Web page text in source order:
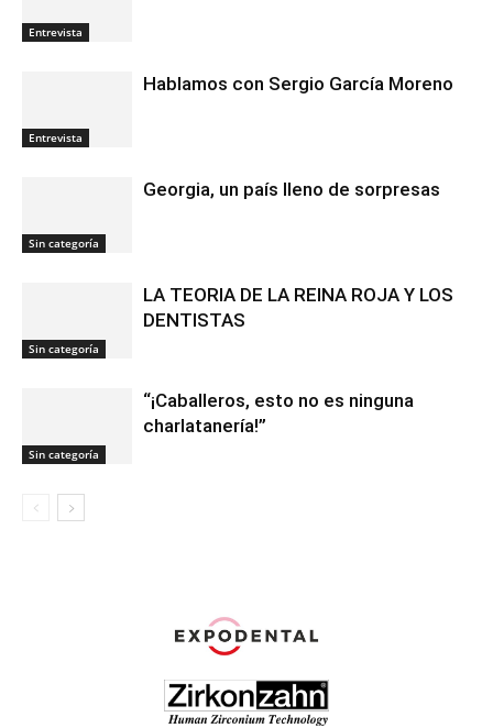
Entrevista
Entrevista
Hablamos con Sergio García Moreno
Sin categoría
Georgia, un país lleno de sorpresas
Sin categoría
LA TEORIA DE LA REINA ROJA Y LOS
DENTISTAS
Sin categoría
“¡Caballeros, esto no es ninguna
charlatanería!”